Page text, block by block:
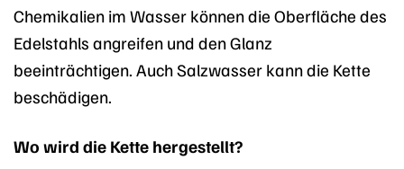
Chemikalien im Wasser können die Oberfläche des
Edelstahls angreifen und den Glanz
beeinträchtigen. Auch Salzwasser kann die Kette
beschädigen.
Wo wird die Kette hergestellt?